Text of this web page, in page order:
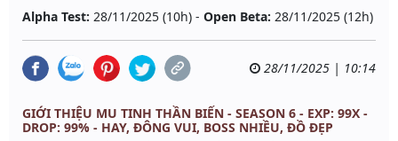
Alpha Test: 28/11/2025 (10h) - Open Beta: 28/11/2025 (12h)
28/11/2025 | 10:14
GIỚI THIỆU MU TINH THẦN BIẾN - SEASON 6 - EXP: 99X -
DROP: 99% - HAY, ĐÔNG VUI, BOSS NHIỀU, ĐỒ ĐẸP